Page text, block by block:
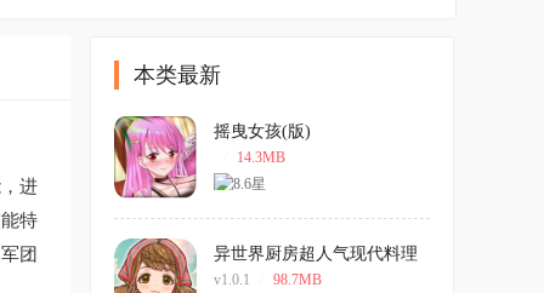
进
特
团
本类最新
摇曳女孩(版)
14.3MB
异世界厨房超人气现代料理
店游戏
v1.0.1 98.7MB